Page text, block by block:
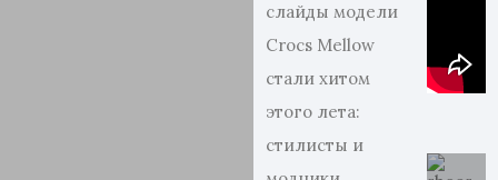
слайды модели
Crocs Mellow
стали хитом
этого лета:
стилисты и